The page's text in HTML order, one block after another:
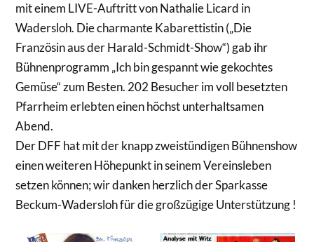
mit einem LIVE-Auftritt von Nathalie Licard in
Wadersloh. Die charmante Kabarettistin („Die
Französin aus der Harald-Schmidt-Show“) gab ihr
Bühnenprogramm „Ich bin gespannt wie gekochtes
Gemüse“ zum Besten. 202 Besucher im voll besetzten
Pfarrheim erlebten einen höchst unterhaltsamen
Abend.
Der DFF hat mit der knapp zweistündigen Bühnenshow
einen weiteren Höhepunkt in seinem Vereinsleben
setzen können; wir danken herzlich der Sparkasse
Beckum-Wadersloh für die großzügige Unterstützung !